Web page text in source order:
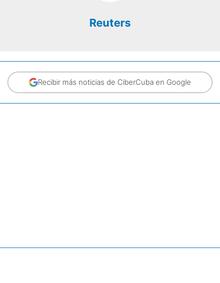
Reuters
Recibir más noticias de CiberCuba en Google